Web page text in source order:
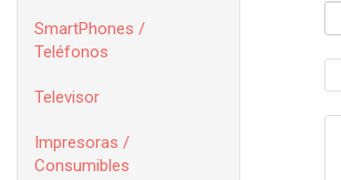
SmartPhones /
Teléfonos
Televisor
Impresoras /
Consumibles